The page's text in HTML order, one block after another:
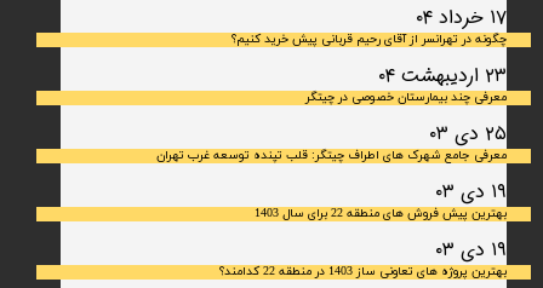
۱۷ خرداد ۰۴
چگونه در تهرانسر از آقای رحیم قربانی پیش خرید کنیم؟
۲۳ اردیبهشت ۰۴
معرفی چند بیمارستان خصوصی در چیتگر
۲۵ دی ۰۳
معرفی جامع شهرک‌ های اطراف چیتگر: قلب تپنده توسعه غرب تهران
۱۹ دی ۰۳
بهترین پیش فروش های منطقه 22 برای سال 1403
۱۹ دی ۰۳
بهترین پروژه های تعاونی ساز 1403 در منطقه 22 کدامند؟